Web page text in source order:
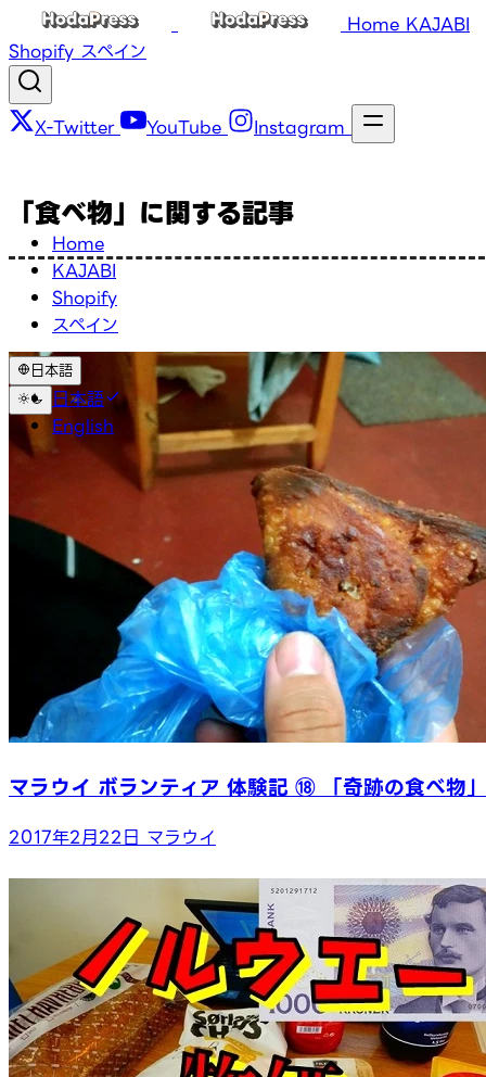
Home KAJABI
Shopify スペイン
X-Twitter YouTube Instagram
Home
KAJABI
Shopify
スペイン
日本語
日本語
English
「食べ物」に関する記事
マラウイ ボランティア 体験記 ⑱ 「奇跡の食べ物」
2017年2月22日 マラウイ